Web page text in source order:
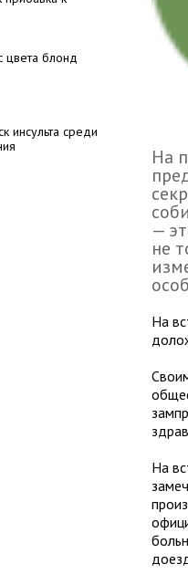
цвета блонд
инсульта среди
На
—
не
На
На